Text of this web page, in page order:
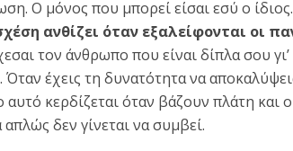
Ο μόνος που μπορεί είσαι εσύ ο ίδιος.
ανθίζει όταν εξαλείφονται οι
τον άνθρωπο που είναι δίπλα σου γι’
έχεις τη δυνατότητα να
αυτό κερδίζεται όταν βάζουν πλάτη και
δεν γίνεται να συμβεί.